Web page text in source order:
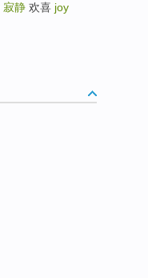
寂静 欢喜 joy